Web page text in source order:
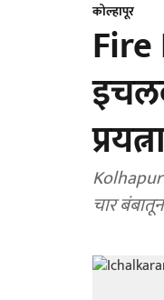
कोल्हापूर
Kolhapur
चार